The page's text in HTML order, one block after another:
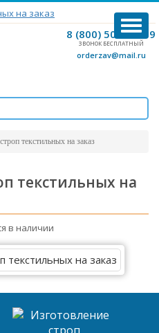
8 (800) 500-12-09
ЗВОНОК БЕСПЛАТНЫЙ
orderzav@mail.ru
текстильных на заказ
текстильных на
в наличии